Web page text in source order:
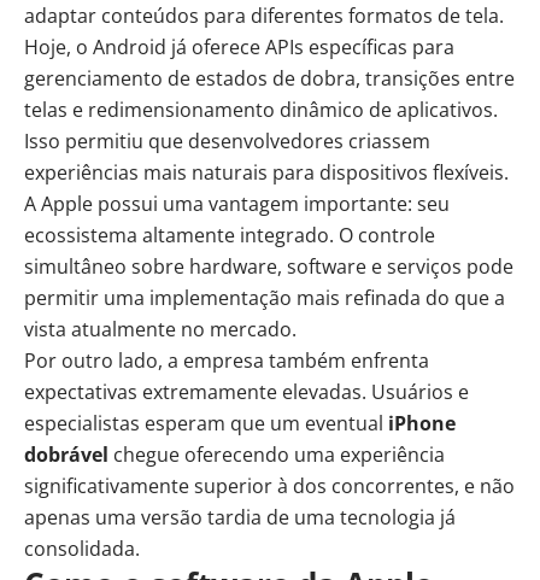
adaptar conteúdos para diferentes formatos de tela.
Hoje, o Android já oferece APIs específicas para
gerenciamento de estados de dobra, transições entre
telas e redimensionamento dinâmico de aplicativos.
Isso permitiu que desenvolvedores criassem
experiências mais naturais para dispositivos flexíveis.
A Apple possui uma vantagem importante: seu
ecossistema altamente integrado. O controle
simultâneo sobre hardware, software e serviços pode
permitir uma implementação mais refinada do que a
vista atualmente no mercado.
Por outro lado, a empresa também enfrenta
expectativas extremamente elevadas. Usuários e
especialistas esperam que um eventual iPhone
dobrável chegue oferecendo uma experiência
significativamente superior à dos concorrentes, e não
apenas uma versão tardia de uma tecnologia já
consolidada.